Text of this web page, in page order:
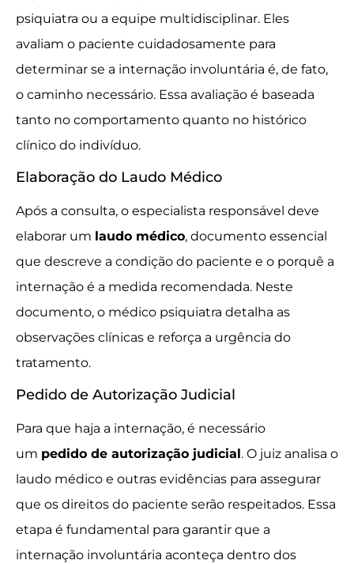
psiquiatra ou a equipe multidisciplinar. Eles
avaliam o paciente cuidadosamente para
determinar se a internação involuntária é, de fato,
o caminho necessário. Essa avaliação é baseada
tanto no comportamento quanto no histórico
clínico do indivíduo.
Elaboração do Laudo Médico
Após a consulta, o especialista responsável deve
elaborar um laudo médico, documento essencial
que descreve a condição do paciente e o porquê a
internação é a medida recomendada. Neste
documento, o médico psiquiatra detalha as
observações clínicas e reforça a urgência do
tratamento.
Pedido de Autorização Judicial
Para que haja a internação, é necessário
um pedido de autorização judicial. O juiz analisa o
laudo médico e outras evidências para assegurar
que os direitos do paciente serão respeitados. Essa
etapa é fundamental para garantir que a
internação involuntária aconteça dentro dos